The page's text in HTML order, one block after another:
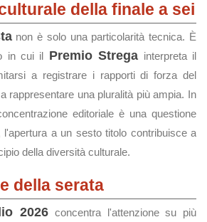
della finale a sei
non è solo una particolarità tecnica. È
in cui il Premio Strega interpreta il
a registrare i rapporti di forza del
rappresentare una pluralità più ampia. In
editoriale è una questione
a un sesto titolo contribuisce a
della diversità culturale.
della serata
2026 concentra l'attenzione su più